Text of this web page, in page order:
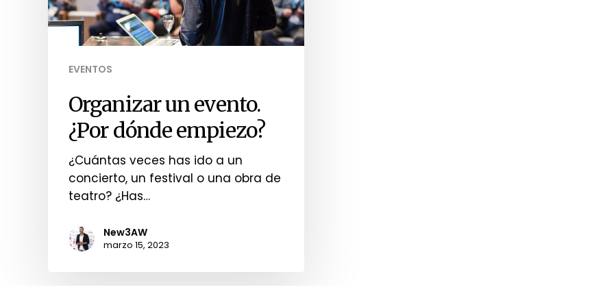
EVENTOS
Organizar un evento.
¿Por dónde empiezo?
¿Cuántas veces has ido a un
concierto, un festival o una obra de
teatro? ¿Has…
New3AW
marzo 15, 2023